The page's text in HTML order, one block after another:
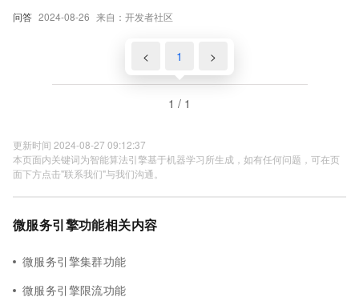
问答 2024-08-26 来自：开发者社区
< 1 >
1 / 1
更新时间 2024-08-27 09:12:37
本页面内关键词为智能算法引擎基于机器学习所生成，如有任何问题，可在页
面下方点击"联系我们"与我们沟通。
微服务引擎功能相关内容
微服务引擎集群功能
微服务引擎限流功能